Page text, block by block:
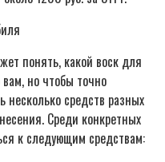
понять, какой воск для
но чтобы точно
несколько средств разных
Среди конкретных
к следующим средствам: